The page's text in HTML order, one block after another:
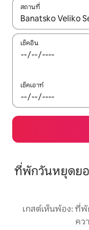
สถานที่
ใช้ลูกศรขึ้นลง หรือใช้
เช็คอิน
เช็คเอาท์
ที่พักวันหยุดยอ
เกสต์เห็นพ้อง: ที่
คว